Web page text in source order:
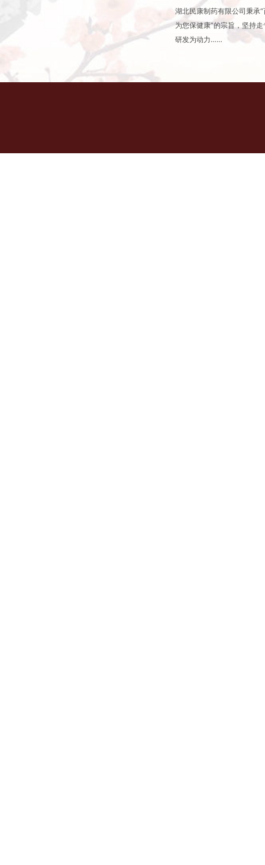
湖北民康制药有限公司秉承
为您保健康”的宗旨，坚持
研发为动力……